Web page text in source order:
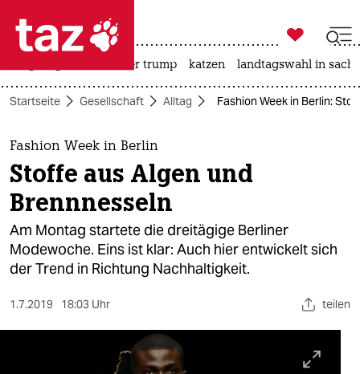
 taz zahl ich
taz zahl ich
themen
politik
öko
gesellschaft
sport

taz zahl ich
usa unter trump katzen landtagswahl in
Startseite Gesellschaft Alltag Fashion Week in Berlin:
Fashion Week in Berlin
Stoffe aus Algen und
Brennnesseln
Am Montag startete die dreitägige Berliner
Modewoche. Eins ist klar: Auch hier entwickelt sich
der Trend in Richtung Nachhaltigkeit.
1.7.2019 18:03 Uhr teilen